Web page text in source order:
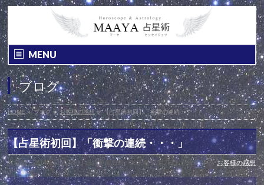
MENU
ブログ
HOME» ブログ » お客様の感想» 【占星術初回】「衝撃の連続・・・」
【占星術初回】「衝撃の連続・・・」
投稿日 : 2014年11月28日 最終更新日時 : 2023年11月7日 カテゴリー :お客様の感想